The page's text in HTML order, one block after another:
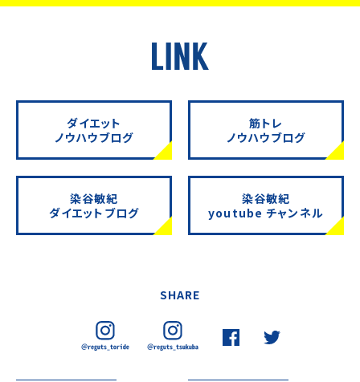
ダイエット
ノウハウブログ
筋トレ
ノウハウブログ
染谷敏紀
ダイエットブログ
染谷敏紀
youtube チャンネル
SHARE